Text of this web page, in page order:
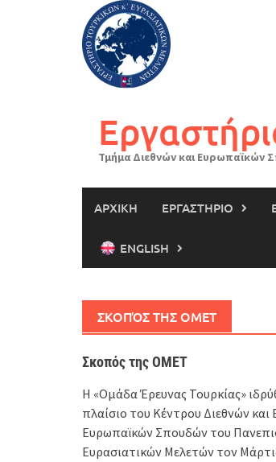
Τμήμα Διεθνών και Ευρωπαϊκών
ΑΡΧΙΚΗ ΕΡΓΑΣΤΗΡΙΟ
ENGLISH
ΣΚΟΠΌΣ ΤΗΣ ΟΜΕΤ
Σκοπός της ΟΜΕΤ
Η «Ομάδα Έρευνας Τουρκίας»
πλαίσιο του Κέντρου Διεθνών
Ευρωπαϊκών Σπουδών του
Ευρασιατικών Μελετών τον